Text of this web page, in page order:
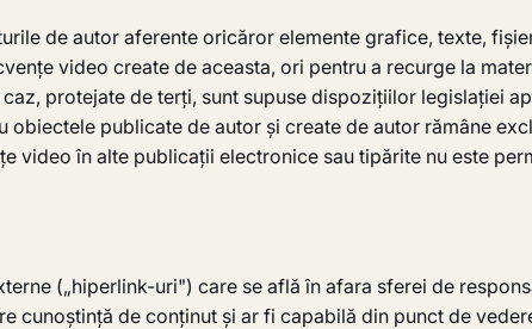
de autor aferente oricăror elemente grafice, texte,
video create de aceasta, ori pentru a recurge la
protejate de terți, sunt supuse dispozițiilor legislației
publicate de autor și create de autor rămâne
video în alte publicații electronice sau tipărite nu este
(„hiperlink-uri") care se află în afara sferei de
cunoștință de conținut și ar fi capabilă din punct de